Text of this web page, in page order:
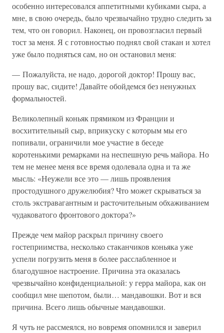
особенно интересовался аппетитными кубиками сыра, а
мне, в свою очередь, было чрезвычайно трудно следить за
тем, что он говорил. Наконец, он провозгласил первый
тост за меня. Я с готовностью поднял свой стакан и хотел
уже было подняться сам, но он остановил меня:
— Пожалуйста, не надо, дорогой доктор! Прошу вас,
прошу вас, сидите! Давайте обойдемся без ненужных
формальностей.
Великолепный коньяк прямиком из Франции и
восхитительный сыр, вприкуску с которым мы его
попивали, ограничили мое участие в беседе
коротенькими ремарками на неспешную речь майора. Но
тем не менее меня все время одолевала одна и та же
мысль: «Неужели все это — лишь проявления
простодушного дружелюбия? Что может скрываться за
столь экстравагантным и расточительным обхаживанием
чудаковатого фронтового доктора?»
Прежде чем майор раскрыл причину своего
гостеприимства, несколько стаканчиков коньяка уже
успели погрузить меня в более расслабленное и
благодушное настроение. Причина эта оказалась
чрезвычайно конфиденциальной: у герра майора, как он
сообщил мне шепотом, были… мандавошки. Вот и вся
причина. Всего лишь обычные мандавошки.
Я чуть не рассмеялся, но вовремя опомнился и заверил